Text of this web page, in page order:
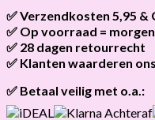
✅ Verzendkosten 5,95 &
Brievenbus verzendingen
bestellingen v.a. 45,00
✅ Op voorraad =
Als het product op
hetvandaag nog
✅ 28 dagen retourrecht
Niet tevreden? Geen
✅ Klanten waarderen
✅ Betaal veilig met o.a.: